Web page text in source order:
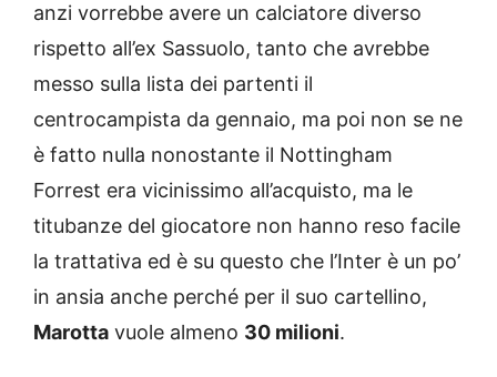
anzi vorrebbe avere un calciatore diverso
rispetto all’ex Sassuolo, tanto che avrebbe
messo sulla lista dei partenti il
centrocampista da gennaio, ma poi non se ne
è fatto nulla nonostante il Nottingham
Forrest era vicinissimo all’acquisto, ma le
titubanze del giocatore non hanno reso facile
la trattativa ed è su questo che l’Inter è un po’
in ansia anche perché per il suo cartellino,
Marotta vuole almeno 30 milioni.